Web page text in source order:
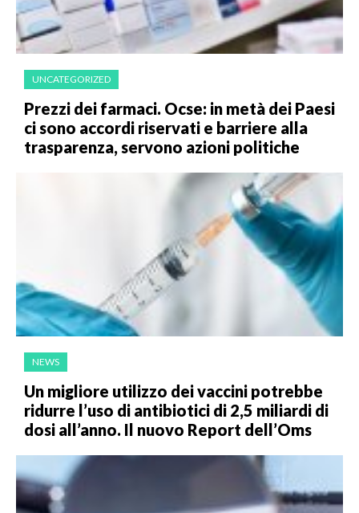
UNCATEGORIZED
Prezzi dei farmaci. Ocse: in metà dei Paesi
ci sono accordi riservati e barriere alla
trasparenza, servono azioni politiche
NEWS
Un migliore utilizzo dei vaccini potrebbe
ridurre l’uso di antibiotici di 2,5 miliardi di
dosi all’anno. Il nuovo Report dell’Oms